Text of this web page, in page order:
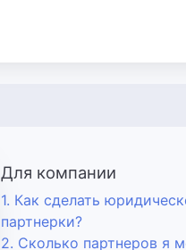
Для компании
1. Как сделать
партнерки?
2. Сколько партнеров я